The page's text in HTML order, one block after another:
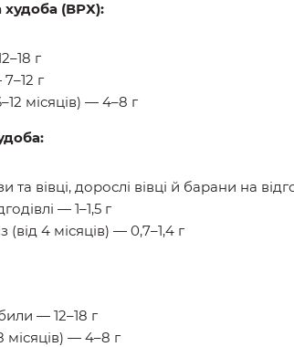
худоба (ВРХ):
г
г
місяців) — 4–8 г
та вівці, дорослі вівці й барани на
— 1–1,5 г
(від 4 місяців) — 0,7–1,4 г
— 12–18 г
місяців) — 4–8 г